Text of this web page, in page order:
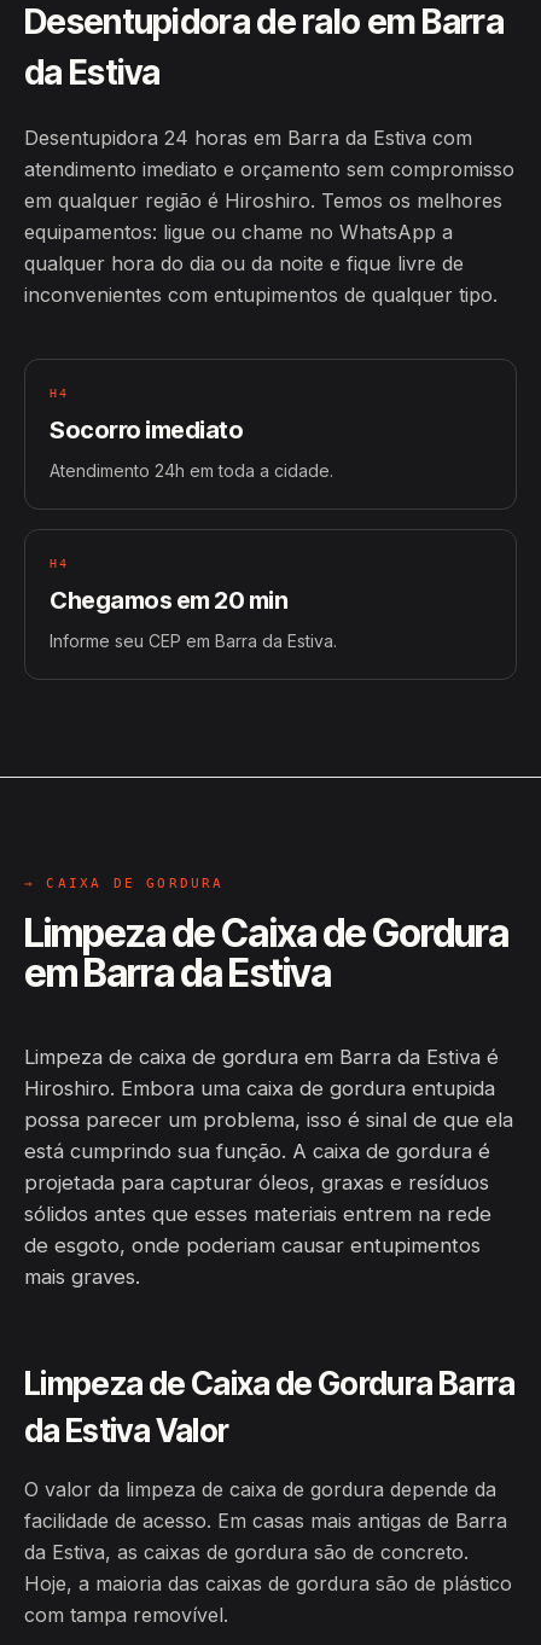
Desentupidora de ralo em Barra
da Estiva
Desentupidora 24 horas em Barra da Estiva com
atendimento imediato e orçamento sem compromisso
em qualquer região é Hiroshiro. Temos os melhores
equipamentos: ligue ou chame no WhatsApp a
qualquer hora do dia ou da noite e fique livre de
inconvenientes com entupimentos de qualquer tipo.
H4
Socorro imediato
Atendimento 24h em toda a cidade.
H4
Chegamos em 20 min
Informe seu CEP em Barra da Estiva.
→ CAIXA DE GORDURA
Limpeza de Caixa de Gordura
em Barra da Estiva
Limpeza de caixa de gordura em Barra da Estiva é
Hiroshiro. Embora uma caixa de gordura entupida
possa parecer um problema, isso é sinal de que ela
está cumprindo sua função. A caixa de gordura é
projetada para capturar óleos, graxas e resíduos
sólidos antes que esses materiais entrem na rede
de esgoto, onde poderiam causar entupimentos
mais graves.
Limpeza de Caixa de Gordura Barra
da Estiva Valor
O valor da limpeza de caixa de gordura depende da
facilidade de acesso. Em casas mais antigas de Barra
da Estiva, as caixas de gordura são de concreto.
Hoje, a maioria das caixas de gordura são de plástico
com tampa removível.